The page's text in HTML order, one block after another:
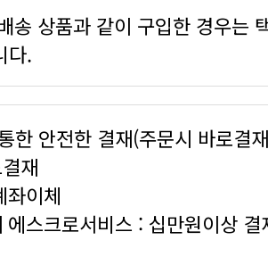
다.
한 안전한 결재(주문시 바로결
재
좌이체
에스크로서비스 : 십만원이상 결